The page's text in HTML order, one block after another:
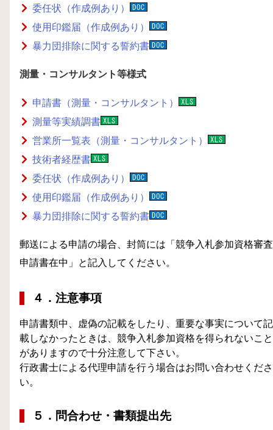
委任状（作成例あり）
使用印鑑届（作成例あり）
暴力団排除に関する誓約書
測量・コンサルタント等様式
申請書（測量・コンサルタント）
測量等実績調書
営業所一覧表（測量・コンサルタント）
技術者経歴書
委任状（作成例あり）
使用印鑑届（作成例あり）
暴力団排除に関する誓約書
郵送による申請の場合、封筒には「競争入札参加資格審査
申請書在中」と記入してください。
４．注意事項
申請書類中、虚偽の記載をしたり、重要な事実について記
載しなかったときは、競争入札参加資格を得られないこと
がありますので十分注意して下さい。
行政書士による代理申請を行う場合はお問い合わせくださ
い。
５．問合わせ・書類提出先